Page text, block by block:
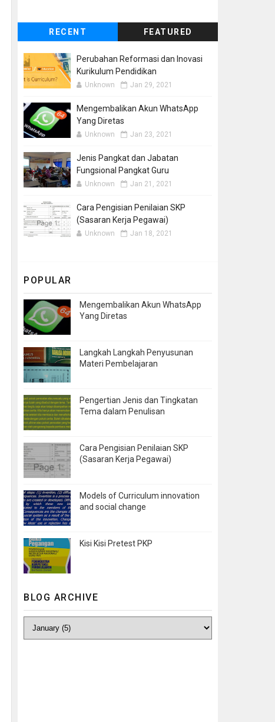
RECENT FEATURED
Perubahan Reformasi dan Inovasi
Kurikulum Pendidikan
Unknown Jan 29, 2021
Mengembalikan Akun WhatsApp
Yang Diretas
Unknown Jan 23, 2021
Jenis Pangkat dan Jabatan
Fungsional Pangkat Guru
Unknown Jan 21, 2021
Cara Pengisian Penilaian SKP
(Sasaran Kerja Pegawai)
Unknown Jan 18, 2021
POPULAR
Mengembalikan Akun WhatsApp
Yang Diretas
Langkah Langkah Penyusunan
Materi Pembelajaran
Pengertian Jenis dan Tingkatan
Tema dalam Penulisan
Cara Pengisian Penilaian SKP
(Sasaran Kerja Pegawai)
Models of Curriculum innovation
and social change
Kisi Kisi Pretest PKP
BLOG ARCHIVE